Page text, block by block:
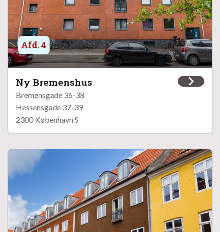
Afd. 4
Ny Bremenshus
Bremensgade 36-38
Hessensgade 37-39
2300 København S